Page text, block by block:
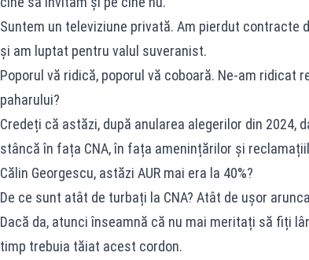
Suntem un televiziune privată. Am pierdut contracte
și am luptat pentru valul suveranist.
Poporul vă ridică, poporul vă coboară. Ne-am ridicat
paharului?
Credeți că astăzi, după anularea alegerilor din 2024,
stâncă în fața CNA, în fața amenințărilor și
Călin Georgescu, astăzi AUR mai era la 40%?
De ce sunt atât de turbați la CNA? Atât de ușor
Dacă da, atunci înseamnă că nu mai meritați să fiți
timp trebuia tăiat acest cordon.